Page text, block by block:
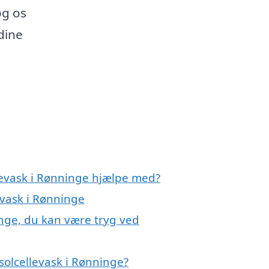
os
i Rønninge hjælpe med?
i Rønninge
du kan være tryg ved
i Rønninge?